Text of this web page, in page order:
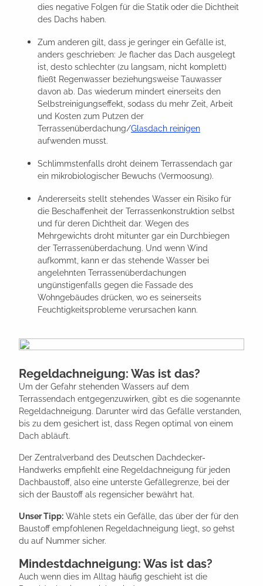
dies negative Folgen für die Statik oder die Dichtheit
des Dachs haben.
Zum anderen gilt, dass je geringer ein Gefälle ist,
anders geschrieben: Je flacher das Dach ausgelegt
ist, desto schlechter (zu langsam, nicht komplett)
fließt Regenwasser beziehungsweise Tauwasser
davon ab. Das wiederum mindert einerseits den
Selbstreinigungseffekt, sodass du mehr Zeit, Arbeit
und Kosten zum Putzen der
Terrassenüberdachung/Glasdach reinigen
aufwenden musst.
Schlimmstenfalls droht deinem Terrassendach gar
ein mikrobiologischer Bewuchs (Vermoosung).
Andererseits stellt stehendes Wasser ein Risiko für
die Beschaffenheit der Terrassenkonstruktion selbst
und für deren Dichtheit dar. Wegen des
Mehrgewichts droht mitunter gar ein Durchbiegen
der Terrassenüberdachung. Und wenn Wind
aufkommt, kann er das stehende Wasser bei
angelehnten Terrassenüberdachungen
ungünstigenfalls gegen die Fassade des
Wohngebäudes drücken, wo es seinerseits
Feuchtigkeitsprobleme verursachen kann.
Regeldachneigung: Was ist das?
Um der Gefahr stehenden Wassers auf dem
Terrassendach entgegenzuwirken, gibt es die sogenannte
Regeldachneigung. Darunter wird das Gefälle verstanden,
bis zu dem gesichert ist, dass Regen optimal von einem
Dach abläuft.
Der Zentralverband des Deutschen Dachdecker-
Handwerks empfiehlt eine Regeldachneigung für jeden
Dachbaustoff, also eine unterste Gefällegrenze, bei der
sich der Baustoff als regensicher bewährt hat.
Unser Tipp: Wähle stets ein Gefälle, das über der für den
Baustoff empfohlenen Regeldachneigung liegt, so gehst
du auf Nummer sicher.
Mindestdachneigung: Was ist das?
Auch wenn dies im Alltag häufig geschieht ist die